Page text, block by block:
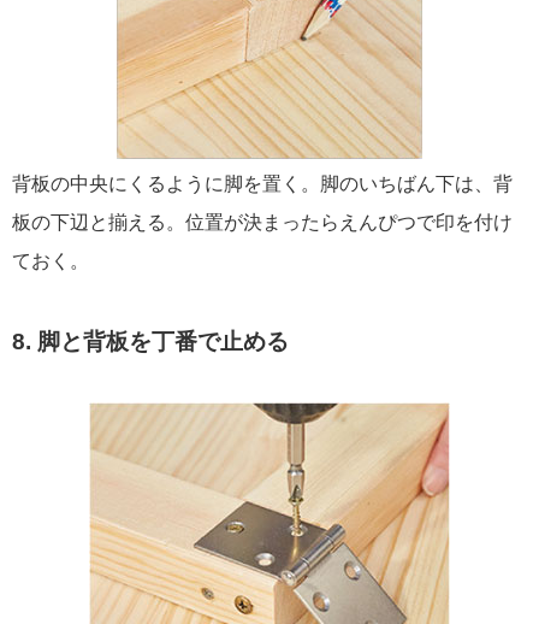
背板の中央にくるように脚を置く。脚のいちばん下は、背
板の下辺と揃える。位置が決まったらえんぴつで印を付け
ておく。
8. 脚と背板を丁番で止める